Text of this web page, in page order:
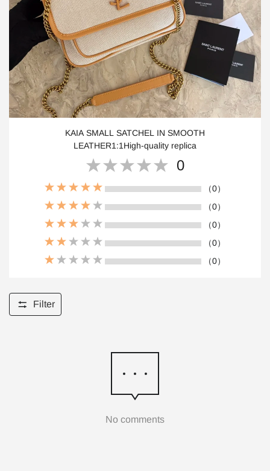
KAIA SMALL SATCHEL IN SMOOTH
LEATHER1:1High-quality replica
0
（0）
（0）
（0）
（0）
（0）
Filter
No comments